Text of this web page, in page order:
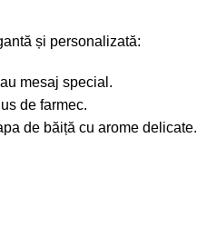
și personalizată:
mesaj special.
de farmec.
de băiță cu arome delicate.